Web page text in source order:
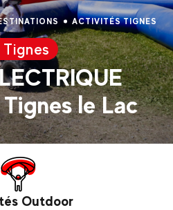
ACTIVITÉS TIGNES
Tignes
le Lac
Outdoor